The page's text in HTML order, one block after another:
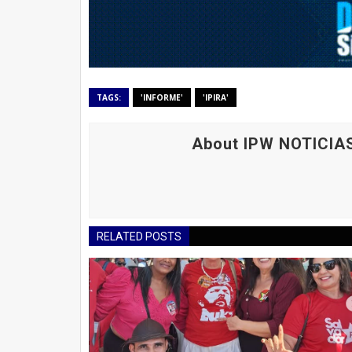
TAGS: 'INFORME' 'IPIRA'
About IPW
RELATED POSTS